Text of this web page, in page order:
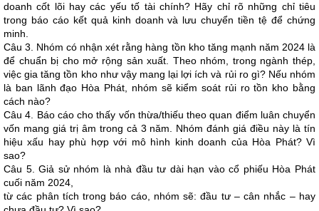
doanh cốt lõi hay các yếu tố tài chính? Hãy chỉ rõ những chỉ tiêu
trong báo cáo kết quả kinh doanh và lưu chuyển tiền tệ để chứng
minh.
Câu 3. Nhóm có nhận xét rằng hàng tồn kho tăng mạnh năm 2024 là
để chuẩn bị cho mở rộng sản xuất. Theo nhóm, trong ngành thép,
việc gia tăng tồn kho như vậy mang lại lợi ích và rủi ro gì? Nếu nhóm
là ban lãnh đạo Hòa Phát, nhóm sẽ kiểm soát rủi ro tồn kho bằng
cách nào?
Câu 4. Báo cáo cho thấy vốn thừa/thiếu theo quan điểm luân chuyển
vốn mang giá trị âm trong cả 3 năm. Nhóm đánh giá điều này là tín
hiệu xấu hay phù hợp với mô hình kinh doanh của Hòa Phát? Vì
sao?
Câu 5. Giả sử nhóm là nhà đầu tư dài hạn vào cổ phiếu Hòa Phát
cuối năm 2024,
từ các phân tích trong báo cáo, nhóm sẽ: đầu tư – cân nhắc – hay